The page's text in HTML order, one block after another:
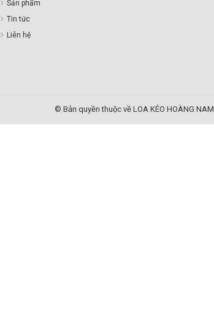
Sản phẩm
Tin tức
Liên hệ
© Bản quyền thuộc về LOA KÉO HOÀNG NAM